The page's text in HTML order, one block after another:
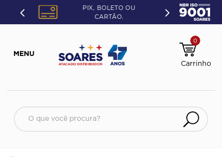
PIX, BOLETO OU
CARTÃO.
0
O que você procura?